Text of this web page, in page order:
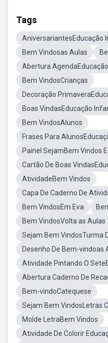
Tags
AniversariantesEducação
Bem Vindosas Aulas
Abertura
Bem VindosCrianças
Decoração
Boas VindasEducação
Bem VindosAlunos
Frases Para
Painel SejamBem Vindos
Cartão De Boas
AtividadeBem Vindos
Capa De Caderno De
Bem VindosEm Eva
Bem VindosVolta as Aulas
Sejam Bem VindosTurma
Desenho De Bem-vindoas
Atividade Pintando O
Abertura Caderno De
Bem-vindoCatequese
Sejam Bem VindosLetras
Molde LetraBem Vindos
Atividade De Colorir